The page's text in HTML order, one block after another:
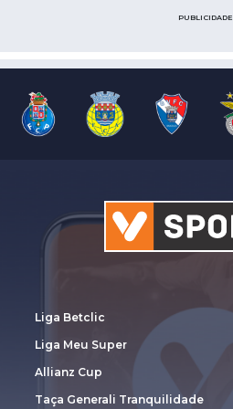
PUBLICIDADE
Liga Betclic
Liga Meu Super
Allianz Cup
Taça Generali Tranquilidade